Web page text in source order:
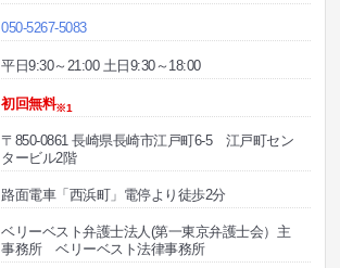
050-5267-5083
平日9:30～21:00 土日9:30～18:00
初回無料※1
〒850-0861 長崎県長崎市江戸町6-5 江戸町セン
タービル2階
路面電車「西浜町」電停より徒歩2分
ベリーベスト弁護士法人(第一東京弁護士会）主
事務所 ベリーベスト法律事務所